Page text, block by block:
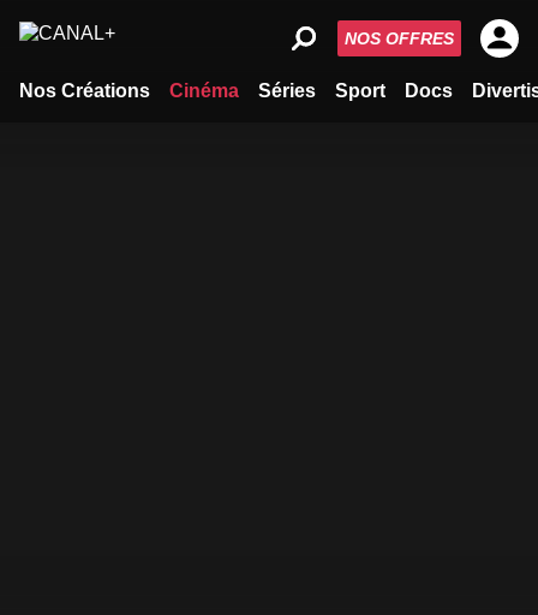
Nos Créations Cinéma Séries Sport Docs
NOS OFFRES